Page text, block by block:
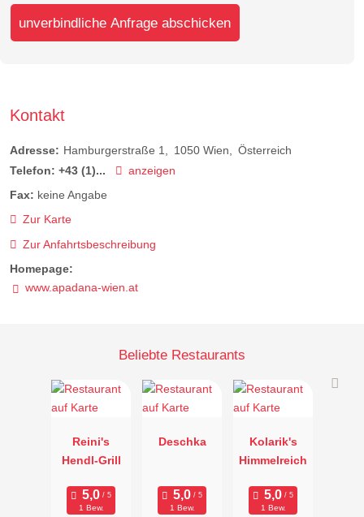
unverbindliche Anfrage abschicken
Kontakt
Adresse: Hamburgerstraße 1 1050 Wien
Österreich
Telefon: +43 (1)...
anzeigen
Fax: keine Angabe
Zur Karte
Zur Anfahrtsbeschreibung
Homepage:
www.apadana-wien.at
Beliebte Restaurants
Reini's
Hendl-Grill
1 Bew.
Deschka
1 Bew.
Kolarik's
Himmelreich
1 Bew.